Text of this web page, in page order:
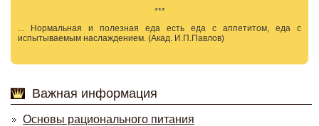
***
... Нормальная и полезная еда есть еда с аппетитом, еда с
испытываемым наслаждением. (Акад. И.П.Павлов)
Важная информация
Основы рационального питания